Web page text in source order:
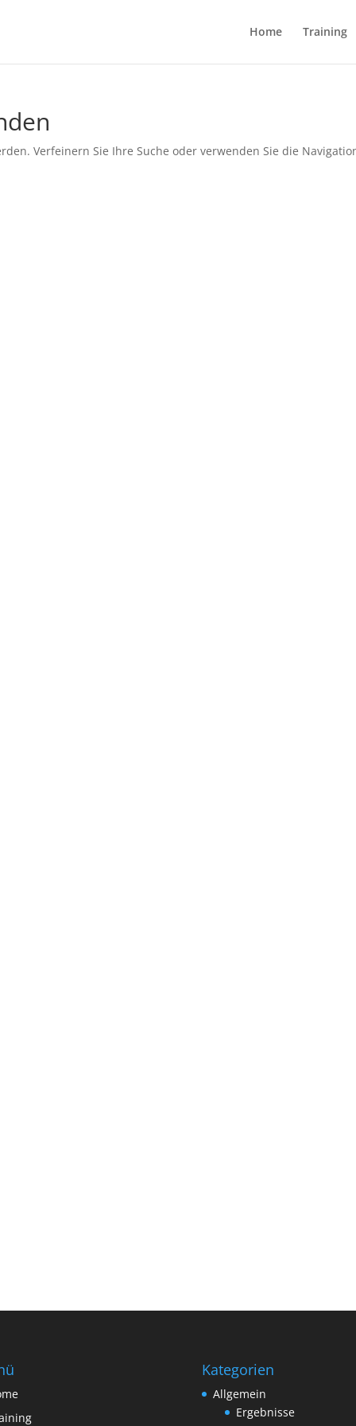
Home Training
Verfeinern Sie Ihre Suche oder verwenden Sie die
Kategorien
Allgemein
Ergebnisse